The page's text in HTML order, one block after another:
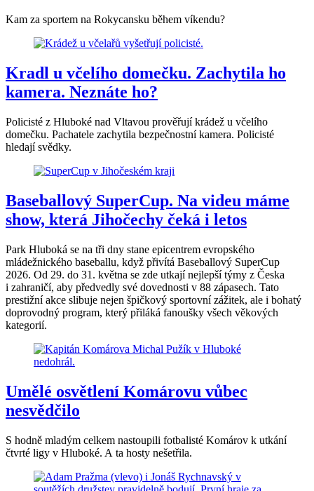
Kam za sportem na Rokycansku během víkendu?
Kradl u včelího domečku. Zachytila ho
kamera. Neznáte ho?
Policisté z Hluboké nad Vltavou prověřují krádež u včelího
domečku. Pachatele zachytila bezpečnostní kamera. Policisté
hledají svědky.
Baseballový SuperCup. Na videu máme
show, která Jihočechy čeká i letos
Park Hluboká se na tři dny stane epicentrem evropského
mládežnického baseballu, když přivítá Baseballový SuperCup
2026. Od 29. do 31. května se zde utkají nejlepší týmy z Česka
i zahraničí, aby předvedly své dovednosti v 88 zápasech. Tato
prestižní akce slibuje nejen špičkový sportovní zážitek, ale i bohatý
doprovodný program, který přiláká fanoušky všech věkových
kategorií.
Umělé osvětlení Komárovu vůbec
nesvědčilo
S hodně mladým celkem nastoupili fotbalisté Komárov k utkání
čtvrté ligy v Hluboké. A ta hosty nešetřila.